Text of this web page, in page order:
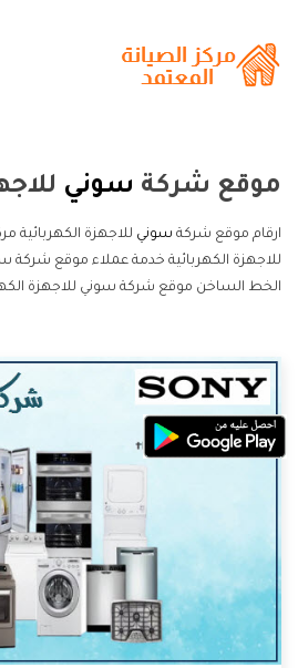
موقع شركة سوني
ارقام موقع شركة سوني للاجهزة
للاجهزة الكهربائية خدمة عملاء موقع شركة
الخط الساخن موقع شركة سوني للاجهزة